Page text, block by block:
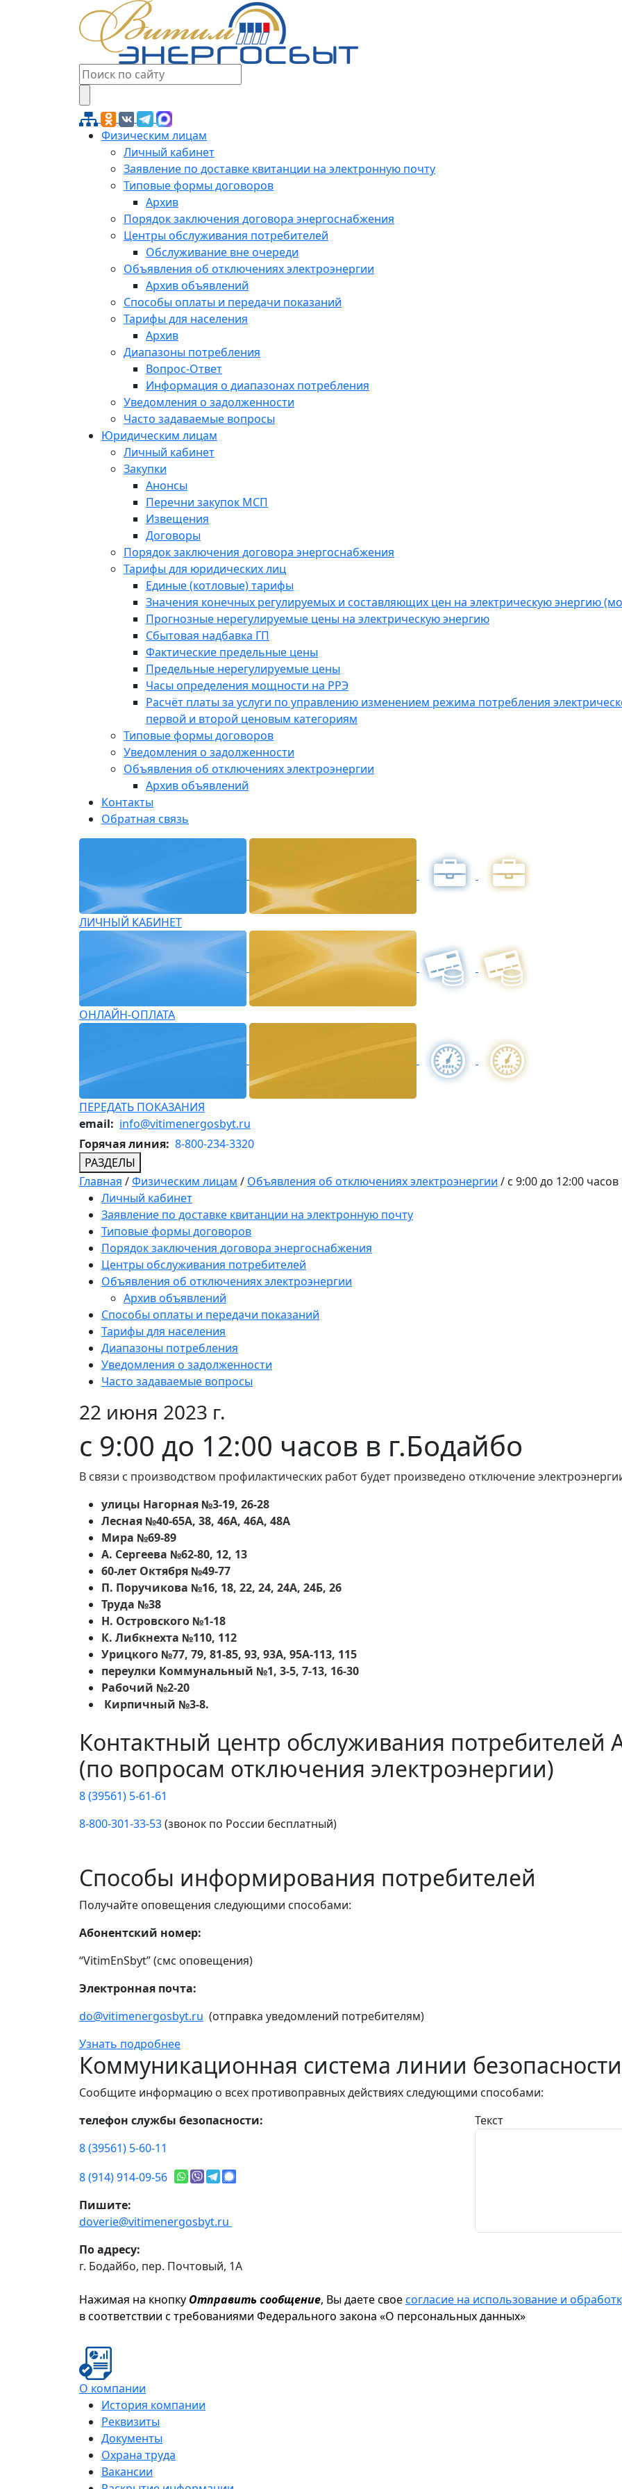
Физическим лицам
Личный кабинет
Заявление по доставке квитанции на электронную почту
Типовые формы договоров
Архив
Порядок заключения договора энергоснабжения
Центры обслуживания потребителей
Обслуживание вне очереди
Объявления об отключениях электроэнергии
Архив объявлений
Способы оплаты и передачи показаний
Тарифы для населения
Архив
Диапазоны потребления
Вопрос-Ответ
Информация о диапазонах потребления
Уведомления о задолженности
Часто задаваемые вопросы
Юридическим лицам
Личный кабинет
Закупки
Анонсы
Перечни закупок МСП
Извещения
Договоры
Порядок заключения договора энергоснабжения
Тарифы для юридических лиц
Единые (котловые) тарифы
Значения конечных регулируемых и составляющих цен на электрическую энергию
Прогнозные нерегулируемые цены на электрическую энергию
Сбытовая надбавка ГП
Фактические предельные цены
Предельные нерегулируемые цены
Часы определения мощности на РРЭ
Расчёт платы за услуги по управлению изменением режима потребления
первой и второй ценовым категориям
Типовые формы договоров
Уведомления о задолженности
Объявления об отключениях электроэнергии
Архив объявлений
Контакты
Обратная связь
ЛИЧНЫЙ КАБИНЕТ
ОНЛАЙН-ОПЛАТА
ПЕРЕДАТЬ ПОКАЗАНИЯ
email: info@vitimenergosbyt.ru
Горячая линия: 8-800-234-3320
РАЗДЕЛЫ
Главная /Физическим лицам / Объявления об отключениях электроэнергии / с 9:00 до 12:00
Личный кабинет
Заявление по доставке квитанции на электронную почту
Типовые формы договоров
Порядок заключения договора энергоснабжения
Центры обслуживания потребителей
Объявления об отключениях электроэнергии
Архив объявлений
Способы оплаты и передачи показаний
Тарифы для населения
Диапазоны потребления
Уведомления о задолженности
Часто задаваемые вопросы
22 июня 2023 г.
с 9:00 до 12:00 часов в г.Бодайбо
В связи с производством профилактических работ будет произведено отключение
улицы Нагорная №3-19, 26-28
Лесная №40-65А, 38, 46А, 46А, 48А
Мира №69-89
А. Сергеева №62-80, 12, 13
60-лет Октября №49-77
П. Поручикова №16, 18, 22, 24, 24А, 24Б, 26
Труда №38
Н. Островского №1-18
К. Либкнехта №110, 112
Урицкого №77, 79, 81-85, 93, 93А, 95А-113, 115
переулки Коммунальный №1, 3-5, 7-13, 16-30
Рабочий №2-20
Кирпичный №3-8.
Контактный центр обслуживания потребителей
(по вопросам отключения электроэнергии)
8 (39561) 5-61-61
8-800-301-33-53(звонок по России бесплатный)
Способы информирования потребителей
Получайте оповещения следующими способами:
Абонентский номер:
“VitimEnSbyt” (смс оповещения)
Электронная почта:
do@vitimenergosbyt.ru (отправка уведомлений потребителям)
Узнать подробнее
Коммуникационная система линии безопасности
Сообщите информацию о всех противоправных действиях следующими способами:
телефон службы безопасности:
8 (39561) 5-60-11
8 (914) 914-09-56
Пишите:
doverie@vitimenergosbyt.ru
По адресу:
г. Бодайбо, пер. Почтовый, 1А
Текст
Нажимая на кнопку Отправить сообщение, Вы даете своесогласие на использование и
в соответствии с требованиями Федерального закона «О персональных данных»
О компании
История компании
Реквизиты
Документы
Охрана труда
Вакансии